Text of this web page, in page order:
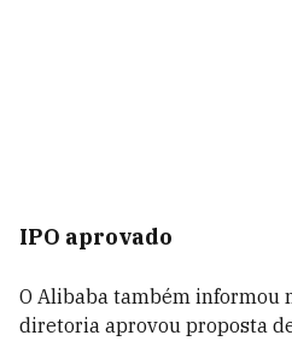
IPO aprovado
O Alibaba também informou
diretoria aprovou proposta